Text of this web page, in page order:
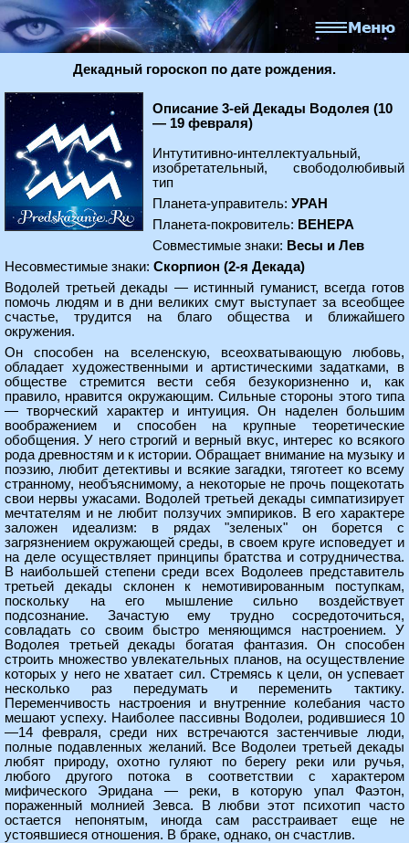
Декадный гороскоп по дате рождения.
Описание 3-ей Декады Водолея (10
— 19 февраля)
Интутитивно-интеллектуальный,
изобретательный, свободолюбивый
тип
Планета-управитель: УРАН
Планета-покровитель: ВЕНЕРА
Совместимые знаки: Весы и Лев
Несовместимые знаки: Скорпион (2-я Декада)
Водолей третьей декады — истинный гуманист, всегда готов
помочь людям и в дни великих смут выступает за всеобщее
счастье, трудится на благо общества и ближайшего
окружения.
Он способен на вселенскую, всеохватывающую любовь,
обладает художественными и артистическими задатками, в
обществе стремится вести себя безукоризненно и, как
правило, нравится окружающим. Сильные стороны этого типа
— творческий характер и интуиция. Он наделен большим
воображением и способен на крупные теоретические
обобщения. У него строгий и верный вкус, интерес ко всякого
рода древностям и к истории. Обращает внимание на музыку и
поэзию, любит детективы и всякие загадки, тяготеет ко всему
странному, необъяснимому, а некоторые не прочь пощекотать
свои нервы ужасами. Водолей третьей декады симпатизирует
мечтателям и не любит ползучих эмпириков. В его характере
заложен идеализм: в рядах "зеленых" он борется с
загрязнением окружающей среды, в своем круге исповедует и
на деле осуществляет принципы братства и сотрудничества.
В наибольшей степени среди всех Водолеев представитель
третьей декады склонен к немотивированным поступкам,
поскольку на его мышление сильно воздействует
подсознание. Зачастую ему трудно сосредоточиться,
совладать со своим быстро меняющимся настроением. У
Водолея третьей декады богатая фантазия. Он способен
строить множество увлекательных планов, на осуществление
которых у него не хватает сил. Стремясь к цели, он успевает
несколько раз передумать и переменить тактику.
Переменчивость настроения и внутренние колебания часто
мешают успеху. Наиболее пассивны Водолеи, родившиеся 10
—14 февраля, среди них встречаются застенчивые люди,
полные подавленных желаний. Все Водолеи третьей декады
любят природу, охотно гуляют по берегу реки или ручья,
любого другого потока в соответствии с характером
мифического Эридана — реки, в которую упал Фаэтон,
пораженный молнией Зевса. В любви этот психотип часто
остается непонятым, иногда сам расстраивает еще не
устоявшиеся отношения. В браке, однако, он счастлив.